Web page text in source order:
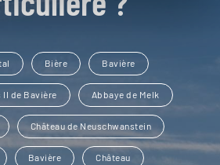
Bière Bavière
II de Bavière Abbaye de Melk
Château de Neuschwanstein
Bavière Château